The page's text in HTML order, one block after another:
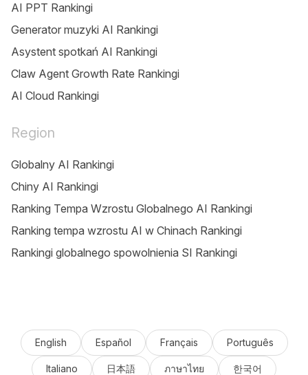
AI PPT Rankingi
Generator muzyki AI Rankingi
Asystent spotkań AI Rankingi
Claw Agent Growth Rate Rankingi
AI Cloud Rankingi
Region
Globalny AI Rankingi
Chiny AI Rankingi
Ranking Tempa Wzrostu Globalnego AI Rankingi
Ranking tempa wzrostu AI w Chinach Rankingi
Rankingi globalnego spowolnienia SI Rankingi
English Español Français Português
Italiano 日本語 ภาษาไทย 한국어